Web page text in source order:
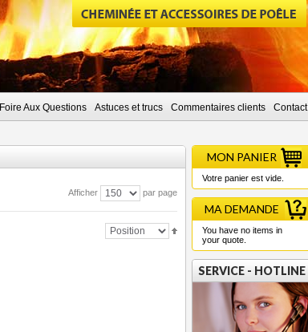
Foire Aux Questions Astuces et trucs Commentaires clients Contact
Afficher par page
MON PANIER
Votre panier est vide.
MA DEMANDE
You have no items in
your quote.
SERVICE - HOTLINE